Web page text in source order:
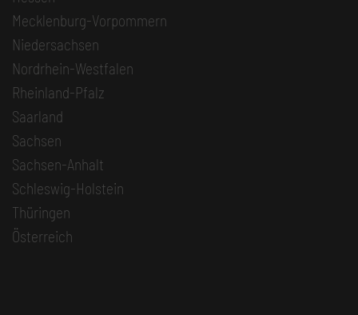
Mecklenburg-Vorpommern
Niedersachsen
Nordrhein-Westfalen
Rheinland-Pfalz
Saarland
Sachsen
Sachsen-Anhalt
Schleswig-Holstein
Thüringen
Österreich